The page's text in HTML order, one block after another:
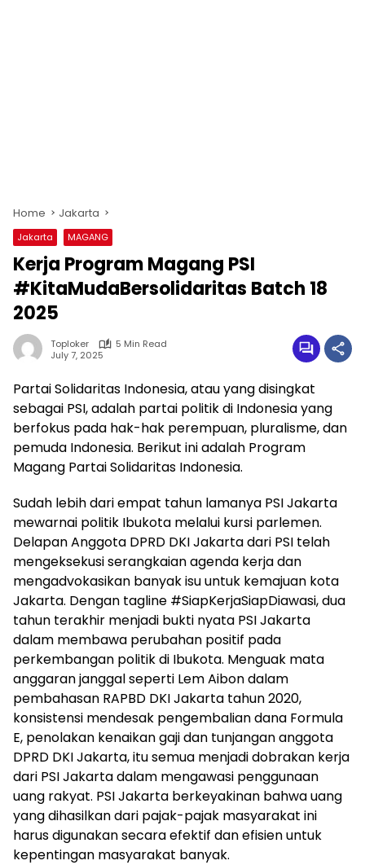
Home Jakarta
Jakarta MAGANG
Kerja Program Magang PSI
#KitaMudaBersolidaritas Batch 18
2025
Toploker
5 Min Read
July 7, 2025
Partai Solidaritas Indonesia, atau yang disingkat
sebagai PSI, adalah partai politik di Indonesia yang
berfokus pada hak-hak perempuan, pluralisme, dan
pemuda Indonesia. Berikut ini adalah Program
Magang Partai Solidaritas Indonesia.
Sudah lebih dari empat tahun lamanya PSI Jakarta
mewarnai politik Ibukota melalui kursi parlemen.
Delapan Anggota DPRD DKI Jakarta dari PSI telah
mengeksekusi serangkaian agenda kerja dan
mengadvokasikan banyak isu untuk kemajuan kota
Jakarta. Dengan tagline #SiapKerjaSiapDiawasi, dua
tahun terakhir menjadi bukti nyata PSI Jakarta
dalam membawa perubahan positif pada
perkembangan politik di Ibukota. Menguak mata
anggaran janggal seperti Lem Aibon dalam
pembahasan RAPBD DKI Jakarta tahun 2020,
konsistensi mendesak pengembalian dana Formula
E, penolakan kenaikan gaji dan tunjangan anggota
DPRD DKI Jakarta, itu semua menjadi dobrakan kerja
dari PSI Jakarta dalam mengawasi penggunaan
uang rakyat. PSI Jakarta berkeyakinan bahwa uang
yang dihasilkan dari pajak-pajak masyarakat ini
harus digunakan secara efektif dan efisien untuk
kepentingan masyarakat banyak.